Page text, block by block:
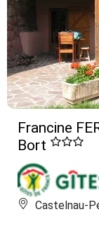
Francine
Bort
Castelnau-